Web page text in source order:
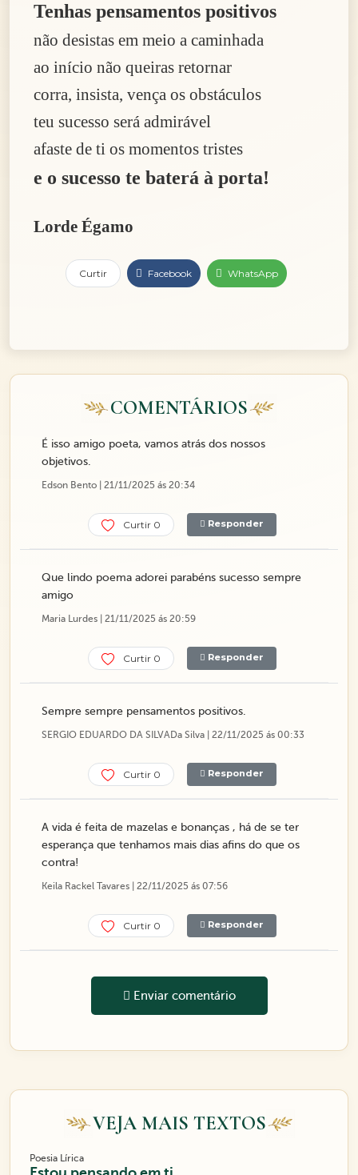
Tenhas pensamentos positivos
não desistas em meio a caminhada
ao início não queiras retornar
corra, insista, vença os obstáculos
teu sucesso será admirável
afaste de ti os momentos tristes
e o sucesso te baterá à porta!
Lorde Égamo
Curtir Facebook WhatsApp
COMENTÁRIOS
É isso amigo poeta, vamos atrás dos nossos
objetivos.
Edson Bento | 21/11/2025 ás 20:34
Curtir 0 Responder
Que lindo poema adorei parabéns sucesso sempre
amigo
Maria Lurdes | 21/11/2025 ás 20:59
Curtir 0 Responder
Sempre sempre pensamentos positivos.
SERGIO EDUARDO DA SILVADa Silva | 22/11/2025 ás 00:33
Curtir 0 Responder
A vida é feita de mazelas e bonanças , há de se ter
esperança que tenhamos mais dias afins do que os
contra!
Keila Rackel Tavares | 22/11/2025 ás 07:56
Curtir 0 Responder
Enviar comentário
VEJA MAIS TEXTOS
Poesia Lírica